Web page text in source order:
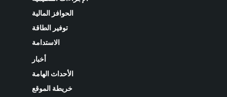
الحوافز المالية
توفير الطاقة
الاستدامة
الأحداث الهامة
خريطة الموقع